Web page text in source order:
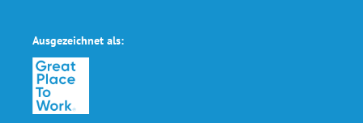
Ausgezeichnet als: